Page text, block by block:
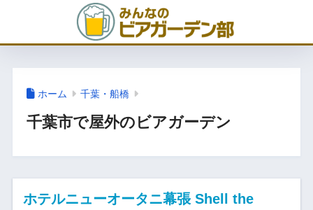
ホーム 千葉・船橋
千葉市で屋外のビアガーデン
ホテルニューオータニ幕張 Shell the